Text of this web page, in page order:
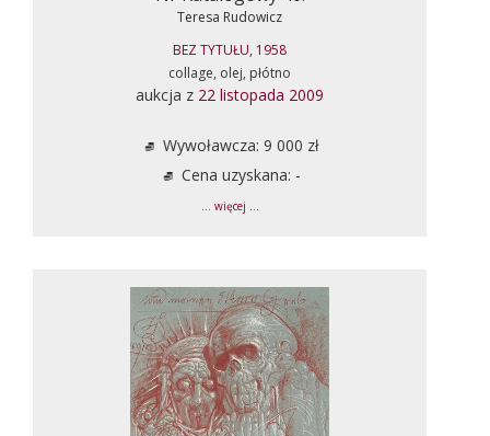
Teresa Rudowicz
BEZ TYTUŁU, 1958
collage, olej, płótno
aukcja z 22 listopada 2009
Wywoławcza: 9 000 zł
Cena uzyskana: -
... więcej ...